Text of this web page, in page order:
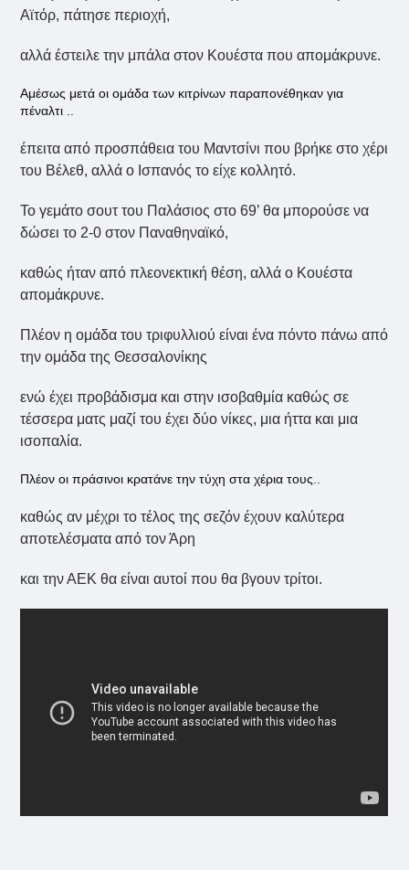
Αϊτόρ, πάτησε περιοχή,
αλλά έστειλε την μπάλα στον Κουέστα που απομάκρυνε.
Αμέσως μετά οι ομάδα των κιτρίνων παραπονέθηκαν για
πέναλτι ..
έπειτα από προσπάθεια του Μαντσίνι που βρήκε στο χέρι
του Βέλεθ, αλλά ο Ισπανός το είχε κολλητό.
Το γεμάτο σουτ του Παλάσιος στο 69’ θα μπορούσε να
δώσει το 2-0 στον Παναθηναϊκό,
καθώς ήταν από πλεονεκτική θέση, αλλά ο Κουέστα
απομάκρυνε.
Πλέον η ομάδα του τριφυλλιού είναι ένα πόντο πάνω από
την ομάδα της Θεσσαλονίκης
ενώ έχει προβάδισμα και στην ισοβαθμία καθώς σε
τέσσερα ματς μαζί του έχει δύο νίκες, μια ήττα και μια
ισοπαλία.
Πλέον οι πράσινοι κρατάνε την τύχη στα χέρια τους..
καθώς αν μέχρι το τέλος της σεζόν έχουν καλύτερα
αποτελέσματα από τον Άρη
και την ΑΕΚ θα είναι αυτοί που θα βγουν τρίτοι.